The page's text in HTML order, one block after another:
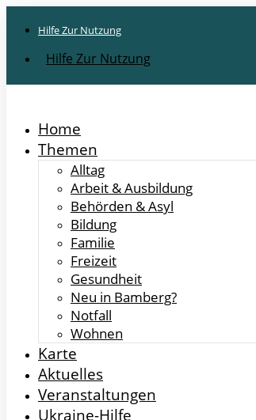
Hilfe Zur Nutzung
Hilfe Zur Nutzung
Home
Themen
Alltag
Arbeit & Ausbildung
Behörden & Asyl
Bildung
Familie
Freizeit
Gesundheit
Neu in Bamberg?
Notfall
Wohnen
Karte
Aktuelles
Veranstaltungen
Ukraine-Hilfe